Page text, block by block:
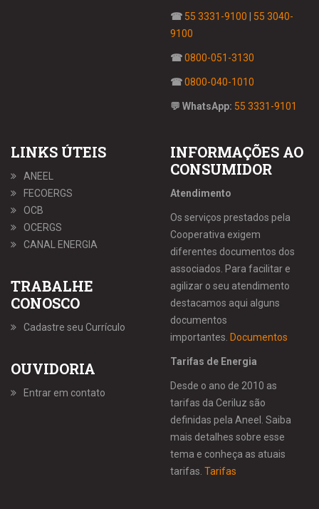
☎ 55 3331-9100
55 3040-
9100
☎0800-051-3130
☎0800-040-1010
💬 WhatsApp: 55 3331-9101
LINKS ÚTEIS
ANEEL
FECOERGS
OCB
OCERGS
CANAL ENERGIA
TRABALHE
CONOSCO
Cadastre seu Currículo
OUVIDORIA
Entrar em contato
INFORMAÇÕES AO
CONSUMIDOR
Atendimento
Os serviços prestados pela
Cooperativa exigem
diferentes documentos dos
associados. Para facilitar e
agilizar o seu atendimento
destacamos aqui alguns
documentos
importantes. Documentos
Tarifas de Energia
Desde o ano de 2010 as
tarifas da Ceriluz são
definidas pela Aneel. Saiba
mais detalhes sobre esse
tema e conheça as atuais
tarifas. Tarifas